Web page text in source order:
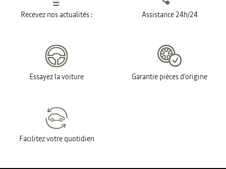
Recevez nos actualités : Assistance 24h/24
Essayez la voiture Garantie pièces d'origine
Facilitez votre quotidien